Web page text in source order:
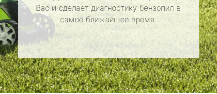
Вас и сделает диагностику бензопил в
самое ближайшее время.